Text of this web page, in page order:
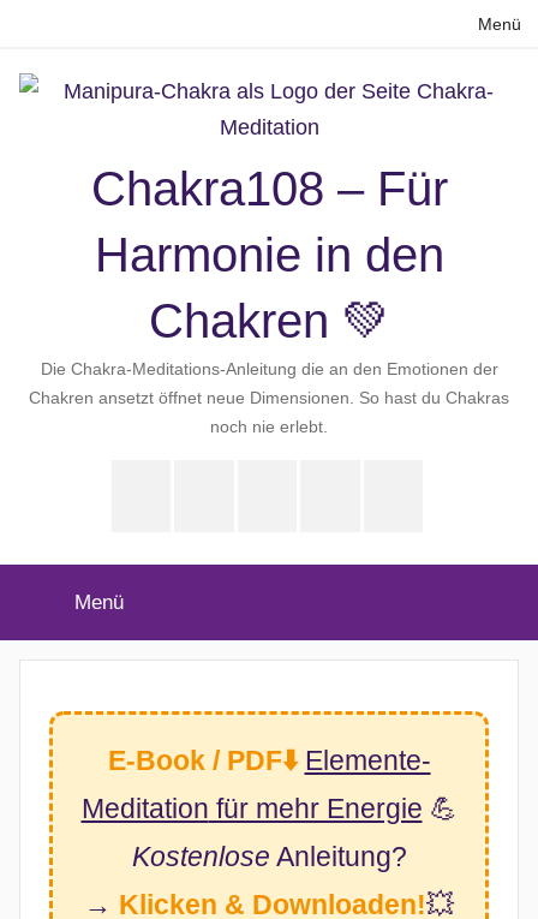
springen
Menü
Chakra108 – Für
Harmonie in den
Chakren 💚
Die Chakra-Meditations-Anleitung die an den Emotionen der
Chakren ansetzt öffnet neue Dimensionen. So hast du Chakras
noch nie erlebt.
Menü
E-Book / PDF⬇️ Elemente-
Meditation für mehr Energie 💪
Kostenlose Anleitung?
→ Klicken & Downloaden!💥